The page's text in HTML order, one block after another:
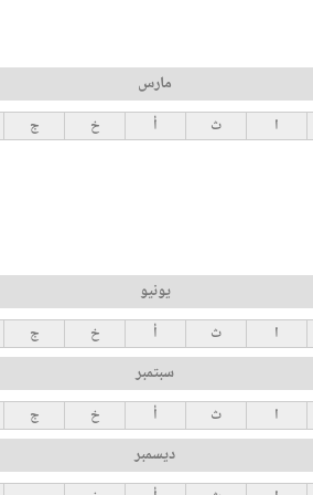
مارس
ا ث أ خ ج
يونيو
ا ث أ خ ج
سبتمبر
ا ث أ خ ج
ديسمبر